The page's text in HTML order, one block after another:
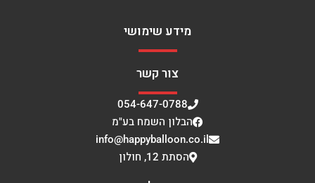
מידע שימושי
צור קשר
054-647-0788
הבלון השמח בע"מ
info@happyballoon.co.il
הסתת 12, חולון